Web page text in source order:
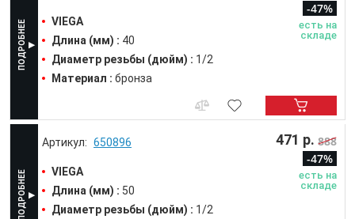
VIEGA
Длина (мм) : 40
Диаметр резьбы (дюйм) : 1/2
Материал : бронза
-47%
есть на
складе
650896
VIEGA
Длина (мм) : 50
Диаметр резьбы (дюйм) : 1/2
471 р. 888
-47%
есть на
складе